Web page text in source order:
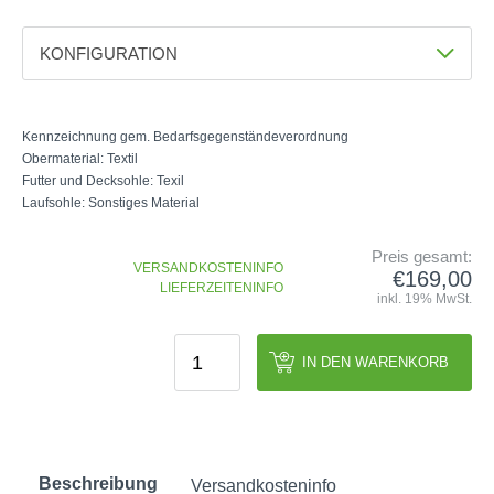
SHAFTS
DEMOSCHLÄGER
TRAININGSHILFEN
BAGS
TROLLIES
SCHUHE
BEKLEIDUNG
ANFRAGE
KONFIGURATION
Größe
38 (UK 5) Medium
41,3 (UK 7,5) Medium
Kennzeichnung gem. Bedarfsgegenständeverordnung
Obermaterial: Textil
Futter und Decksohle: Texil
Laufsohle: Sonstiges Material
VERSANDKOSTENINFO
LIEFERZEITENINFO
Preis gesamt:
€169,00
inkl. 19% MwSt.
IN DEN WARENKORB
Beschreibung Versandkosteninfo